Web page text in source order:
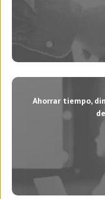
Ahorrar tiempo,